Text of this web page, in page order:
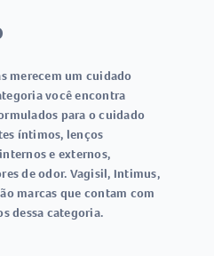
merecem um cuidado
você encontra
para o cuidado
íntimos, lenços
e externos,
de odor. Vagisil, Intimus,
marcas que contam com
dessa categoria.